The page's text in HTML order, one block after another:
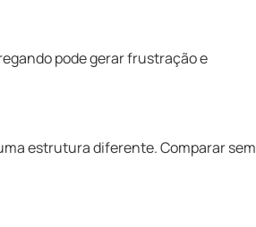
pode gerar frustração e
estrutura diferente. Comparar sem